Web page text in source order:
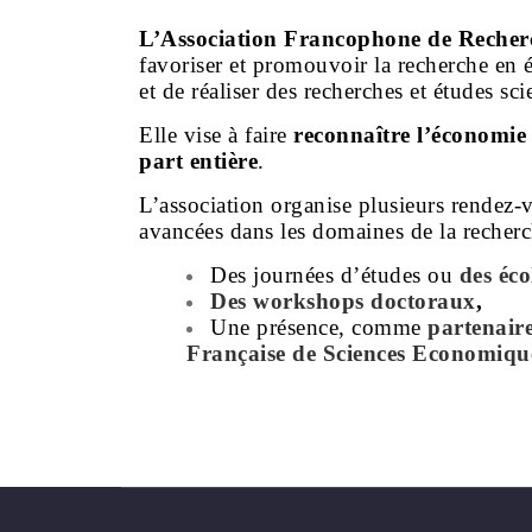
L’Association Francophone de
favoriser et promouvoir la recherche en
et de réaliser des recherches et études
Elle vise à faire reconnaître
part entière.
L’association organise plusieurs
avancées dans les domaines de la
Des journées d’études ou des
Des workshops doctoraux,
Une présence, comme
Française de Sciences